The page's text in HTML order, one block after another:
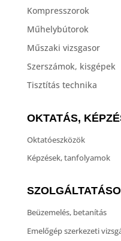
Kompresszorok
Műhelybútorok
Műszaki vizsgasor
Szerszámok, kisgépek
Tisztítás technika
OKTATÁS,
Oktatóeszközök
Képzések, tanfolyamok
Beüzemelés, betanítás
Emelőgép szerkezeti